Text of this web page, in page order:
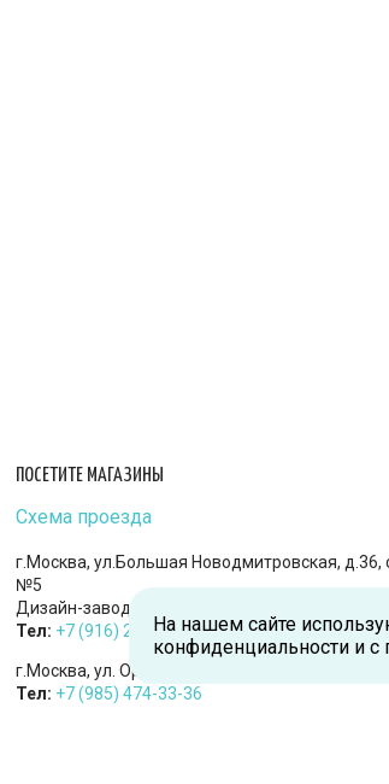
ПОСЕТИТЕ МАГАЗИНЫ
Схема проезда
г.Москва, ул.Большая Новодмитровская, д.36,
№5
Дизайн-завод «FLACON»
Тел: +7 (916) 215-94-95
г.Москва, ул. Орджоникидзе, д.9, к.1
Тел: +7 (985) 474-33-36
На нашем сайте
конфиденциальности и